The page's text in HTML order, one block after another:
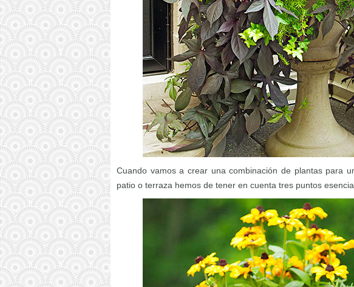
Cuando vamos a crear una combinación de plantas para
patio o terraza hemos de tener en cuenta tres puntos